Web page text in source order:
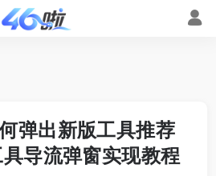
弹出新版工具推荐
导流弹窗实现教程